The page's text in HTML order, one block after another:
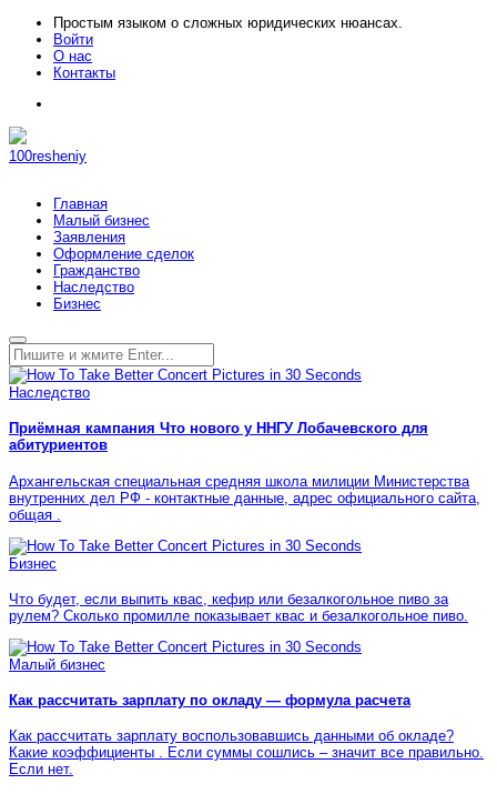
Простым языком о сложных юридических нюансах.
Войти
О нас
Контакты
100resheniy
Главная
Малый бизнес
Заявления
Оформление сделок
Гражданство
Наследство
Бизнес
Наследство
Приёмная кампания Что нового у ННГУ Лобачевского для
абитуриентов
Архангельская специальная средняя школа милиции Министерства
внутренних дел РФ - контактные данные, адрес официального сайта,
общая .
Бизнес
Что будет, если выпить квас, кефир или безалкогольное пиво за
рулем? Сколько промилле показывает квас и безалкогольное пиво.
Малый бизнес
Как рассчитать зарплату по окладу — формула расчета
Как рассчитать зарплату воспользовавшись данными об окладе?
Какие коэффициенты . Если суммы сошлись – значит все правильно.
Если нет.